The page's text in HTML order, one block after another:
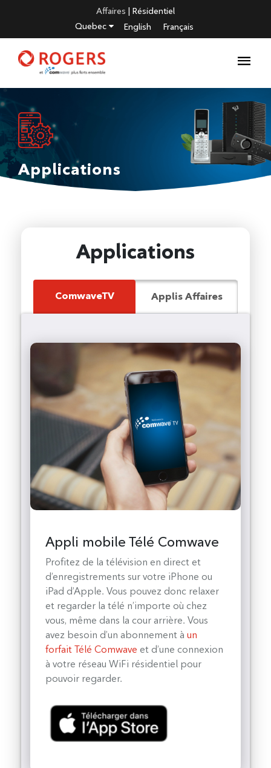
Affaires | Résidentiel
Quebec
English Français
Applications
Applications
ComwaveTV Applis Affaires
Appli mobile Télé Comwave
Profitez de la télévision en direct et
d’enregistrements sur votre iPhone ou
iPad d’Apple. Vous pouvez donc relaxer
et regarder la télé n’importe où chez
vous, même dans la cour arrière. Vous
avez besoin d’un abonnement à un
forfait Télé Comwave et d’une connexion
à votre réseau WiFi résidentiel pour
pouvoir regarder.